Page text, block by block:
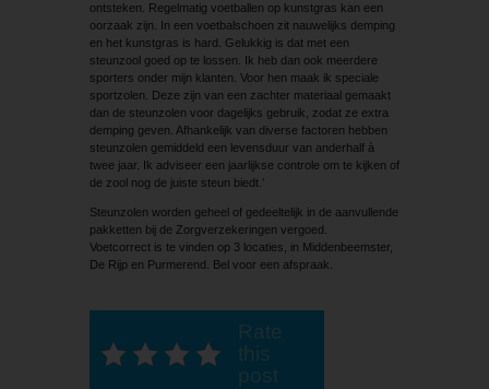
ontsteken. Regelmatig voetballen op kunstgras kan een
oorzaak zijn. In een voetbalschoen zit nauwelijks demping
en het kunstgras is hard. Gelukkig is dat met een
steunzool goed op te lossen. Ik heb dan ook meerdere
sporters onder mijn klanten. Voor hen maak ik speciale
sportzolen. Deze zijn van een zachter materiaal gemaakt
dan de steunzolen voor dagelijks gebruik, zodat ze extra
demping geven. Afhankelijk van diverse factoren hebben
steunzolen gemiddeld een levensduur van anderhalf à
twee jaar. Ik adviseer een jaarlijkse controle om te kijken of
de zool nog de juiste steun biedt.’
Steunzolen worden geheel of gedeeltelijk in de aanvullende
pakketten bij de Zorgverzekeringen vergoed.
Voetcorrect is te vinden op 3 locaties, in Middenbeemster,
De Rijp en Purmerend. Bel voor een afspraak.
Rate
this
post